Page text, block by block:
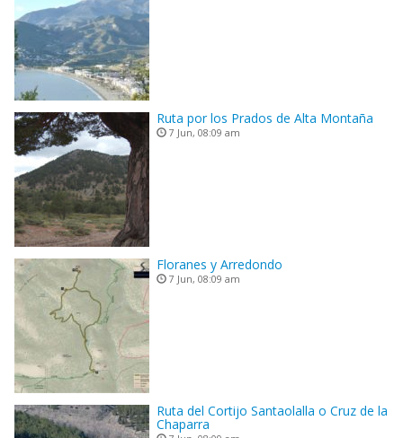
Ruta por los Prados de Alta Montaña
7 Jun, 08:09 am
Floranes y Arredondo
7 Jun, 08:09 am
Ruta del Cortijo Santaolalla o Cruz de la
Chaparra